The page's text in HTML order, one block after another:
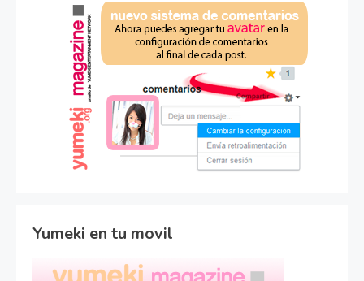
Yumeki en tu movil